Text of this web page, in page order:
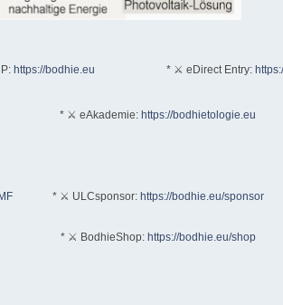
https://bodhie.eu * ⚔ eDirect Entry:
* ⚔ eAkademie: https://bodhietologie.eu
* ⚔ ULCsponsor: https://bodhie.eu/sponsor
* ⚔ BodhieShop: https://bodhie.eu/shop